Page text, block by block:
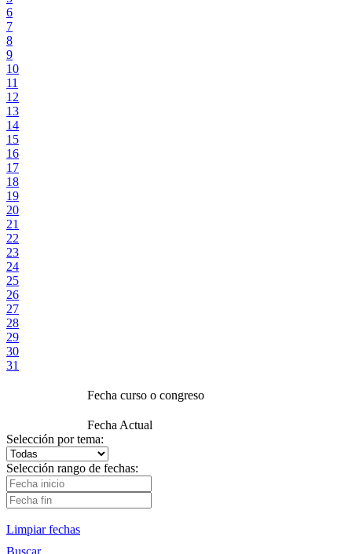
6
7
8
9
10
11
12
13
14
15
16
17
18
19
20
21
22
23
24
25
26
27
28
29
30
31
Fecha curso o congreso
Fecha Actual
Selección por tema:
Selección rango de fechas:
Limpiar fechas